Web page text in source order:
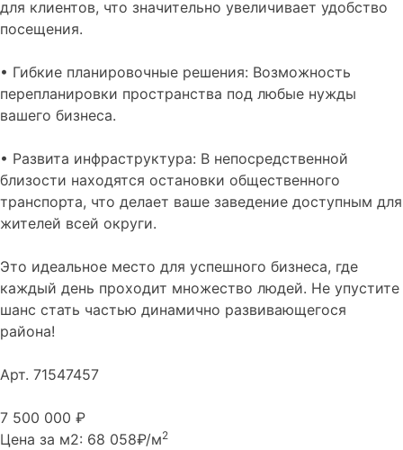
для клиентов, что значительно увеличивает удобство
посещения.
• Гибкие планировочные решения: Возможность
перепланировки пространства под любые нужды
вашего бизнеса.
• Развита инфраструктура: В непосредственной
близости находятся остановки общественного
транспорта, что делает ваше заведение доступным для
жителей всей округи.
Это идеальное место для успешного бизнеса, где
каждый день проходит множество людей. Не упустите
шанс стать частью динамично развивающегося
района!
Арт. 71547457
7 500 000 ₽
Цена за м2: 68 058₽/м2